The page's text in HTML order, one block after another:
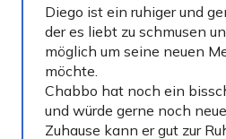
Diego ist ein ruhiger und
der es liebt zu schmusen
möglich um seine neuen
möchte.
Chabbo hat noch ein
und würde gerne noch
Zuhause kann er gut zur